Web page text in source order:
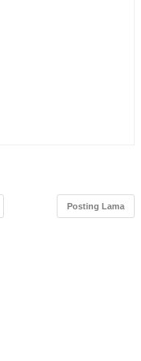
Posting Lama